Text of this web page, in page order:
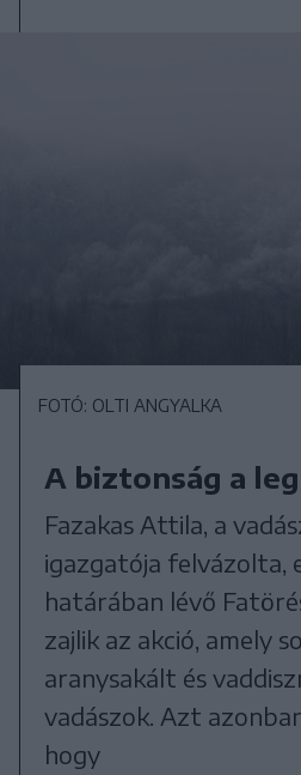
FOTÓ: OLTI ANGYALKA
A biztonság a
Fazakas Attila, a
igazgatója felvázolta,
határában lévő
zajlik az akció, amely
aranysakált és
vadászok. Azt
hogy